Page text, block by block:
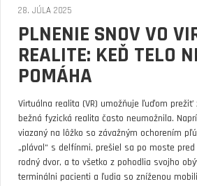
28. JÚLA 2025
PLNENIE SNOV VO
REALITE: KEĎ TELO
POMÁHA
Virtuálna realita (VR) umožňuje ľuďom prežiť
bežná fyzická realita často neumožnila.
viazaný na lôžko so závažným ochorením
„plával“ s delfínmi, prešiel sa po moste
rodný dvor, a to všetko z pohodlia svojho
terminálni pacienti a ľudia so zníženou